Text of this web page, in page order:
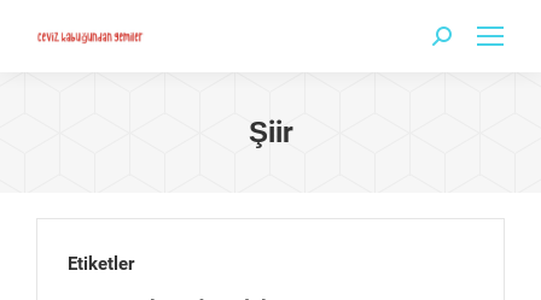
Search:
Şiir
Etiketler